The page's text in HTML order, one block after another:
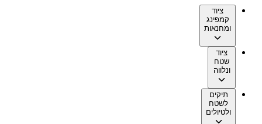
ציוד
קמפינג
ומחנאות
ציוד
שטח
ונלווה
תיקים
לשטח
ולטיולים